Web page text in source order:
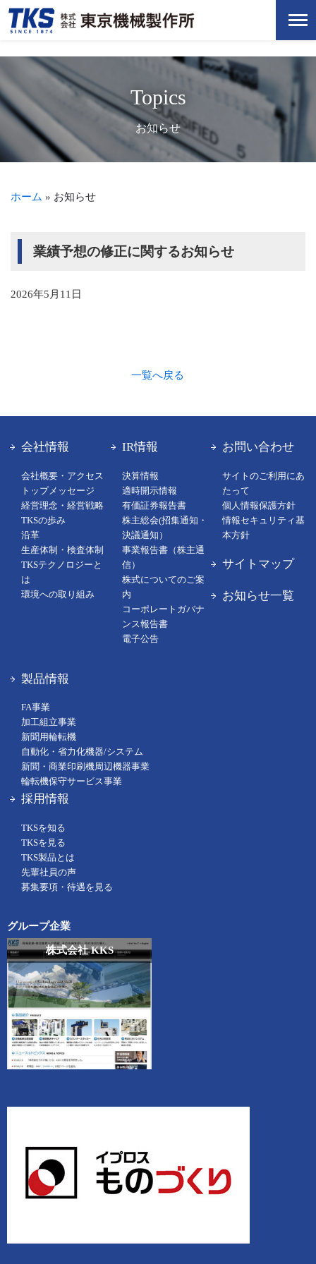
Topics
お知らせ
ホーム » お知らせ
業績予想の修正に関するお知らせ
2026年5月11日
一覧へ戻る
会社情報
会社概要・アクセス
トップメッセージ
経営理念・経営戦略
TKSの歩み
沿革
生産体制・検査体制
TKSテクノロジーと
は
環境への取り組み
IR情報
決算情報
適時開示情報
有価証券報告書
株主総会(招集通知・
決議通知）
事業報告書（株主通
信）
株式についてのご案
内
コーポレートガバナ
ンス報告書
電子公告
お問い合わせ
サイトのご利用にあ
たって
個人情報保護方針
情報セキュリティ基
本方針
サイトマップ
お知らせ一覧
製品情報
FA事業
加工組立事業
新聞用輪転機
自動化・省力化機器/システム
新聞・商業印刷機周辺機器事業
輪転機保守サービス事業
採用情報
TKSを知る
TKSを見る
TKS製品とは
先輩社員の声
募集要項・待遇を見る
グループ企業
株式会社 KKS